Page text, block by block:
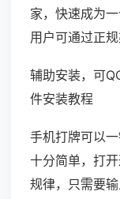
家，快速成为
用户可通过正规
辅助安装，可
件安装教程
手机打牌可以
十分简单，打
规律，只需要